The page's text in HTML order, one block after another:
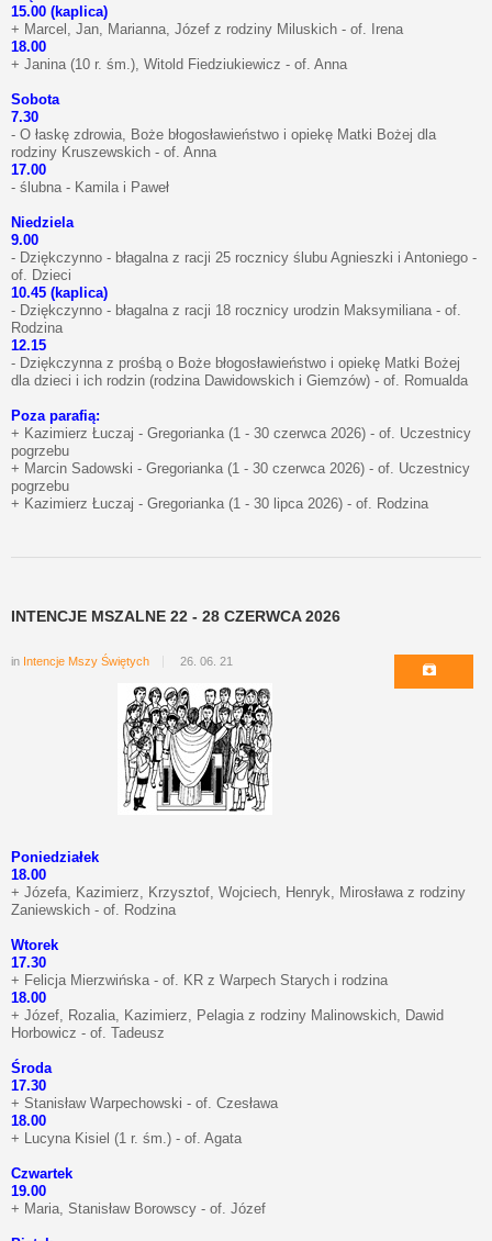
15.00 (kaplica)
+ Marcel, Jan, Marianna, Józef z rodziny Miluskich - of. Irena
18.00
+ Janina (10 r. śm.), Witold Fiedziukiewicz - of. Anna
Sobota
7.30
- O łaskę zdrowia, Boże błogosławieństwo i opiekę Matki Bożej dla
rodziny Kruszewskich - of. Anna
17.00
- ślubna - Kamila i Paweł
Niedziela
9.00
- Dziękczynno - błagalna z racji 25 rocznicy ślubu Agnieszki i Antoniego -
of. Dzieci
10.45 (kaplica)
- Dziękczynno - błagalna z racji 18 rocznicy urodzin Maksymiliana - of.
Rodzina
12.15
- Dziękczynna z prośbą o Boże błogosławieństwo i opiekę Matki Bożej
dla dzieci i ich rodzin (rodzina Dawidowskich i Giemzów) - of. Romualda
Poza parafią:
+ Kazimierz Łuczaj - Gregorianka (1 - 30 czerwca 2026) - of. Uczestnicy
pogrzebu
+ Marcin Sadowski - Gregorianka (1 - 30 czerwca 2026) - of. Uczestnicy
pogrzebu
+ Kazimierz Łuczaj - Gregorianka (1 - 30 lipca 2026) - of. Rodzina
INTENCJE MSZALNE 22 - 28 CZERWCA 2026
in Intencje Mszy Świętych 26. 06. 21
Poniedziałek
18.00
+ Józefa, Kazimierz, Krzysztof, Wojciech, Henryk, Mirosława z rodziny
Zaniewskich - of. Rodzina
Wtorek
17.30
+ Felicja Mierzwińska - of. KR z Warpech Starych i rodzina
18.00
+ Józef, Rozalia, Kazimierz, Pelagia z rodziny Malinowskich, Dawid
Horbowicz - of. Tadeusz
Środa
17.30
+ Stanisław Warpechowski - of. Czesława
18.00
+ Lucyna Kisiel (1 r. śm.) - of. Agata
Czwartek
19.00
+ Maria, Stanisław Borowscy - of. Józef